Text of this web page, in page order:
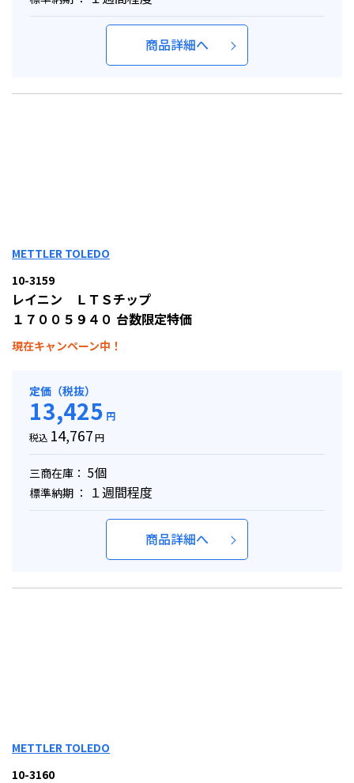
商品詳細へ
METTLER TOLEDO
10-3159
レイニン ＬＴＳチップ
１７００５９４０ 台数限定特価
現在キャンペーン中！
定価（税抜）
13,425 円
税込 14,767円
三商在庫： 5個
標準納期 ： １週間程度
商品詳細へ
METTLER TOLEDO
10-3160